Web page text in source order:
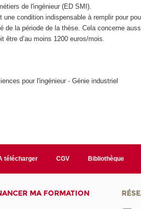
de l'ingénieur (ED SMI).
condition indispensable à remplir pour
de la période de la thèse. Cela concerne
d’au moins 1200 euros/mois.
pour l'ingénieur - Génie industriel
télécharger CGV Bibliothèque
MA FORMATION